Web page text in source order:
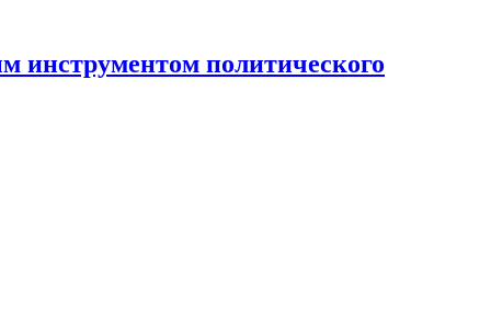
инструментом политического